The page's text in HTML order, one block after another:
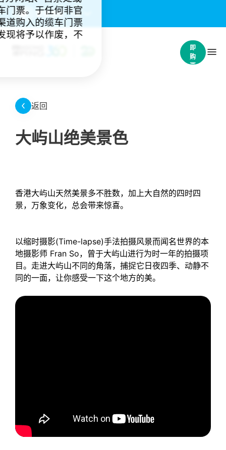
重要通知：(4)
立
即
购
票
门票。于任何非官
道购入的缆车门票
现将予以作废，不
返回
大屿山绝美景色
香港大屿山天然美景多不胜数，加上大自然的四时四
景，万象变化，总会带来惊喜。
以缩时摄影(Time-lapse)手法拍摄风景而闻名世界的本
地摄影师 Fran So，曾于大屿山进行为时一年的拍摄项
目。走进大屿山不同的角落，捕捉它日夜四季、动静不
同的一面，让你感受一下这个地方的美。